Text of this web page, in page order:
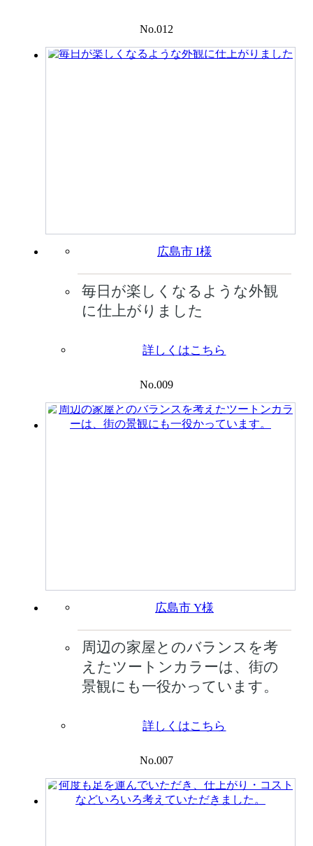
No.012
広島市 I様
毎日が楽しくなるような外観
に仕上がりました
詳しくはこちら
No.009
広島市 Y様
周辺の家屋とのバランスを考
えたツートンカラーは、街の
景観にも一役かっています。
詳しくはこちら
No.007